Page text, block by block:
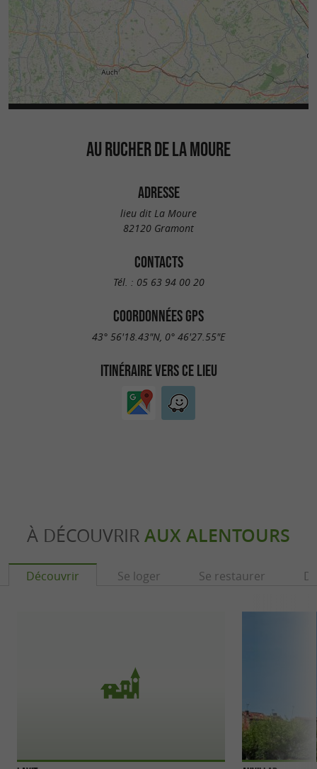
AU RUCHER DE LA MOURE
ADRESSE
lieu dit La Moure
82120 Gramont
CONTACTS
Tél. : 05 63 94 00 20
COORDONNÉES GPS
43° 56'18.43"N, 0° 46'27.55"E
ITINÉRAIRE VERS CE LIEU
À DÉCOUVRIR AUX ALENTOURS
Découvrir Se loger Se restaurer